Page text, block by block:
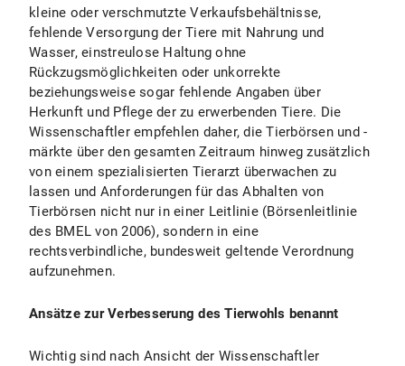
kleine oder verschmutzte Verkaufsbehältnisse,
fehlende Versorgung der Tiere mit Nahrung und
Wasser, einstreulose Haltung ohne
Rückzugsmöglichkeiten oder unkorrekte
beziehungsweise sogar fehlende Angaben über
Herkunft und Pflege der zu erwerbenden Tiere. Die
Wissenschaftler empfehlen daher, die Tierbörsen und -
märkte über den gesamten Zeitraum hinweg zusätzlich
von einem spezialisierten Tierarzt überwachen zu
lassen und Anforderungen für das Abhalten von
Tierbörsen nicht nur in einer Leitlinie (Börsenleitlinie
des BMEL von 2006), sondern in eine
rechtsverbindliche, bundesweit geltende Verordnung
aufzunehmen.
Ansätze zur Verbesserung des Tierwohls benannt
Wichtig sind nach Ansicht der Wissenschaftler